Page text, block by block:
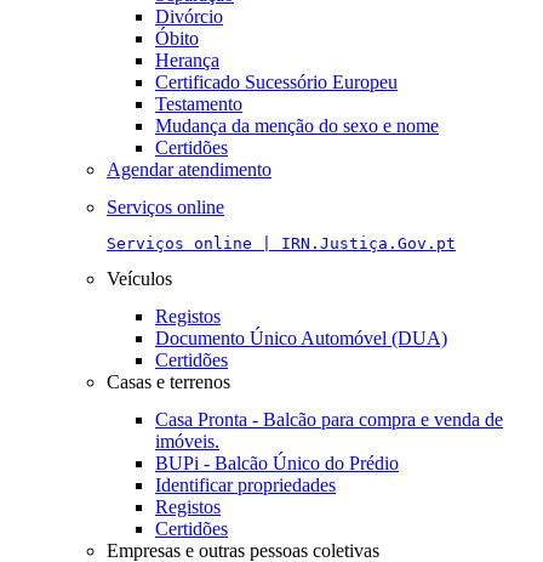
Divórcio
Óbito
Herança
Certificado Sucessório Europeu
Testamento
Mudança da menção do sexo e nome
Certidões
Agendar atendimento
Serviços online
Serviços online | IRN.Justiça.Gov.pt
Veículos
Registos
Documento Único Automóvel (DUA)
Certidões
Casas e terrenos
Casa Pronta - Balcão para compra e venda de
imóveis.
BUPi - Balcão Único do Prédio
Identificar propriedades
Registos
Certidões
Empresas e outras pessoas coletivas